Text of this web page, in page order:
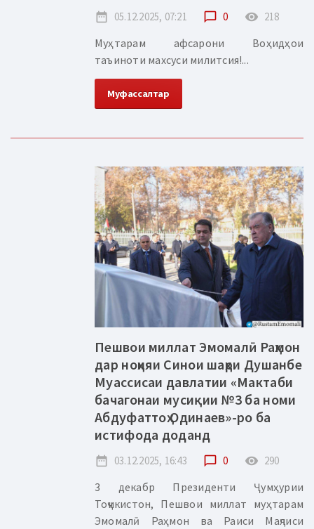
date_range 05.12.2025, 07:21 chat_bubble_outline 0 remove_red_eye 218
Муҳтарам афсарони Воҳидҳои
таъиноти махсуси милитсия!...
Муфассалтар
Пешвои миллат Эмомалӣ Раҳмон
дар ноҳияи Синои шаҳри Душанбе
Муассисаи давлатии «Мактаби
бачагонаи мусиқии №3 ба номи
Абдуфаттоҳ Одинаев»-ро ба
истифода доданд
date_range 03.12.2025, 16:43 chat_bubble_outline 0 remove_red_eye 290
3 декабр Президенти Ҷумҳурии
Тоҷикистон, Пешвои миллат муҳтарам
Эмомалӣ Раҳмон ва Раиси Маҷлиси